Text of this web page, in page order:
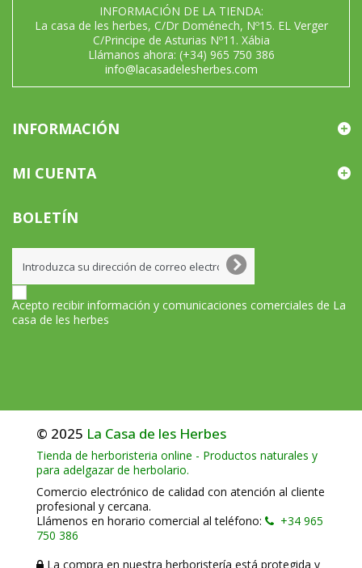
INFORMACIÓN DE LA TIENDA:
La casa de les herbes, C/Dr Doménech, Nº15. EL Verger
C/Principe de Asturias Nº11. Xábia
Llámanos ahora: (+34) 965 750 386
info@lacasadelesherbes.com
INFORMACIÓN
MI CUENTA
BOLETÍN
Acepto recibir información y comunicaciones comerciales de La
casa de les herbes
© 2025 La Casa de les Herbes
Tienda de herboristeria online - Productos naturales y
para adelgazar de herbolario.
Comercio electrónico de calidad con atención al cliente
profesional y cercana.
Llámenos en horario comercial al teléfono:
+34 965
750 386
La compra en nuestra herboristería está protegida y